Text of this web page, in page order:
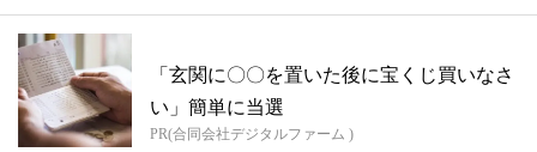
「玄関に〇〇を置いた後に宝くじ買いなさ
い」簡単に当選
PR(合同会社デジタルファーム )